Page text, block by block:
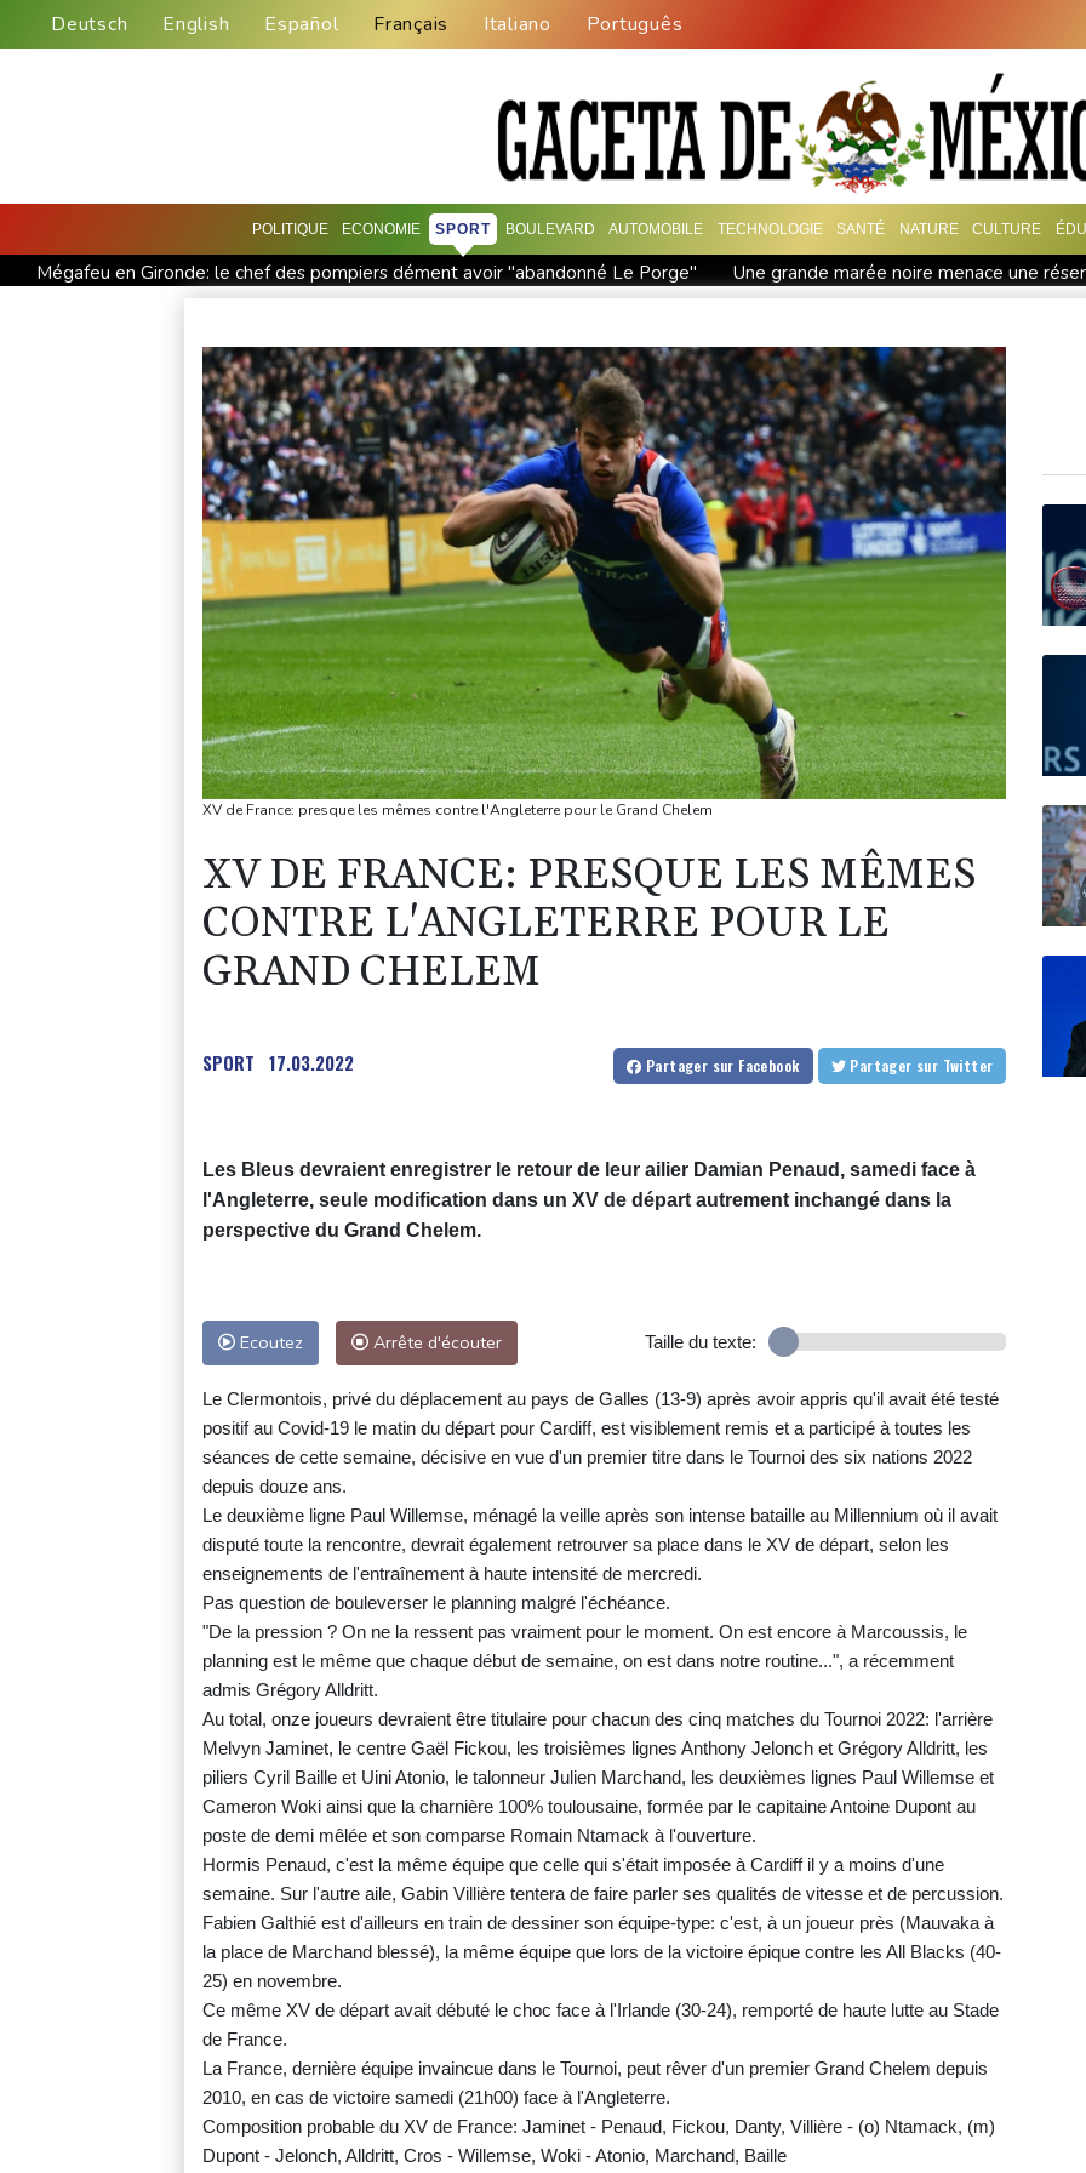
Deutsch English Español Français Italiano Português
POLITIQUE ECONOMIE SPORT BOULEVARD AUTOMOBILE TECHNOLOGIE SANTÉ NATURE CULTURE
Mégafeu en Gironde: le chef des pompiers dément avoir "abandonné Le Porge"
Une grande marée noire menace une
A huit mois de la présidentielle, les ingérences russes se multiplient
Kenya: les eaux des lacs montent, les populations à la
Le Centre renforcé d'urgences psychiatriques de Saint-Denis, modèle apaisant bientôt copié
Masters 1000 de Montréal:
Corse: le FLNC rejette le projet d'autonomie et menace les non-Corses venant vivre dans l'île
L'Iran dit s'être accordé avec
XV de France: presque les mêmes contre l'Angleterre pour le Grand Chelem
XV DE FRANCE: PRESQUE LES MÊMES
CONTRE L'ANGLETERRE POUR LE
GRAND CHELEM
SPORT 17.03.2022 Partager sur Facebook Partager sur Twitter
Les Bleus devraient enregistrer le retour de leur ailier Damian Penaud, samedi face à
l'Angleterre, seule modification dans un XV de départ autrement inchangé dans la
perspective du Grand Chelem.
Ecoutez Arrête d'écouter Taille du texte:
Le Clermontois, privé du déplacement au pays de Galles (13-9) après avoir appris qu'il avait été testé
positif au Covid-19 le matin du départ pour Cardiff, est visiblement remis et a participé à toutes les
séances de cette semaine, décisive en vue d'un premier titre dans le Tournoi des six nations 2022
depuis douze ans.
Le deuxième ligne Paul Willemse, ménagé la veille après son intense bataille au Millennium où il avait
disputé toute la rencontre, devrait également retrouver sa place dans le XV de départ, selon les
enseignements de l'entraînement à haute intensité de mercredi.
Pas question de bouleverser le planning malgré l'échéance.
"De la pression ? On ne la ressent pas vraiment pour le moment. On est encore à Marcoussis, le
planning est le même que chaque début de semaine, on est dans notre routine...", a récemment
admis Grégory Alldritt.
Au total, onze joueurs devraient être titulaire pour chacun des cinq matches du Tournoi 2022: l'arrière
Melvyn Jaminet, le centre Gaël Fickou, les troisièmes lignes Anthony Jelonch et Grégory Alldritt, les
piliers Cyril Baille et Uini Atonio, le talonneur Julien Marchand, les deuxièmes lignes Paul Willemse et
Cameron Woki ainsi que la charnière 100% toulousaine, formée par le capitaine Antoine Dupont au
poste de demi mêlée et son comparse Romain Ntamack à l'ouverture.
Hormis Penaud, c'est la même équipe que celle qui s'était imposée à Cardiff il y a moins d'une
semaine. Sur l'autre aile, Gabin Villière tentera de faire parler ses qualités de vitesse et de percussion.
Fabien Galthié est d'ailleurs en train de dessiner son équipe-type: c'est, à un joueur près (Mauvaka à
la place de Marchand blessé), la même équipe que lors de la victoire épique contre les All Blacks (40-
25) en novembre.
Ce même XV de départ avait débuté le choc face à l'Irlande (30-24), remporté de haute lutte au Stade
de France.
La France, dernière équipe invaincue dans le Tournoi, peut rêver d'un premier Grand Chelem depuis
2010, en cas de victoire samedi (21h00) face à l'Angleterre.
Composition probable du XV de France: Jaminet - Penaud, Fickou, Danty, Villière - (o) Ntamack, (m)
Dupont - Jelonch, Alldritt, Cros - Willemse, Woki - Atonio, Marchand, Baille